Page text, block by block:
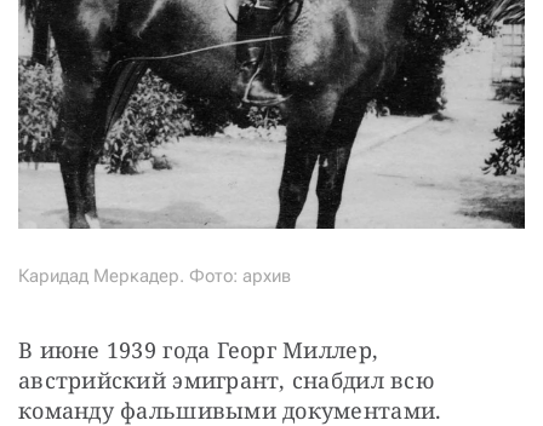
Каридад Меркадер. Фото: архив
В июне 1939 года Георг Миллер,
австрийский эмигрант, снабдил всю
команду фальшивыми документами.